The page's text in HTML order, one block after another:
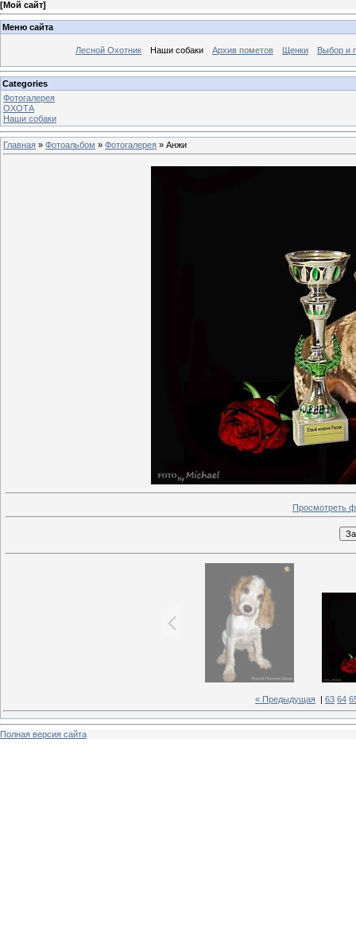
[Мой сайт]
Меню сайта
Лесной Охотник Наши собаки Архив пометов Щенки Выбор и
Categories
Фотогалерея
ОХОТА
Наши собаки
Главная » Фотоальбом » Фотогалерея » Анжи
Просмотреть
« Предыдущая | 63 64
Полная версия сайта